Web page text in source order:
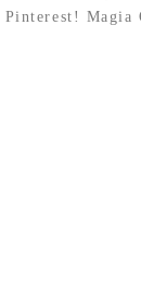
Pinterest! Magia